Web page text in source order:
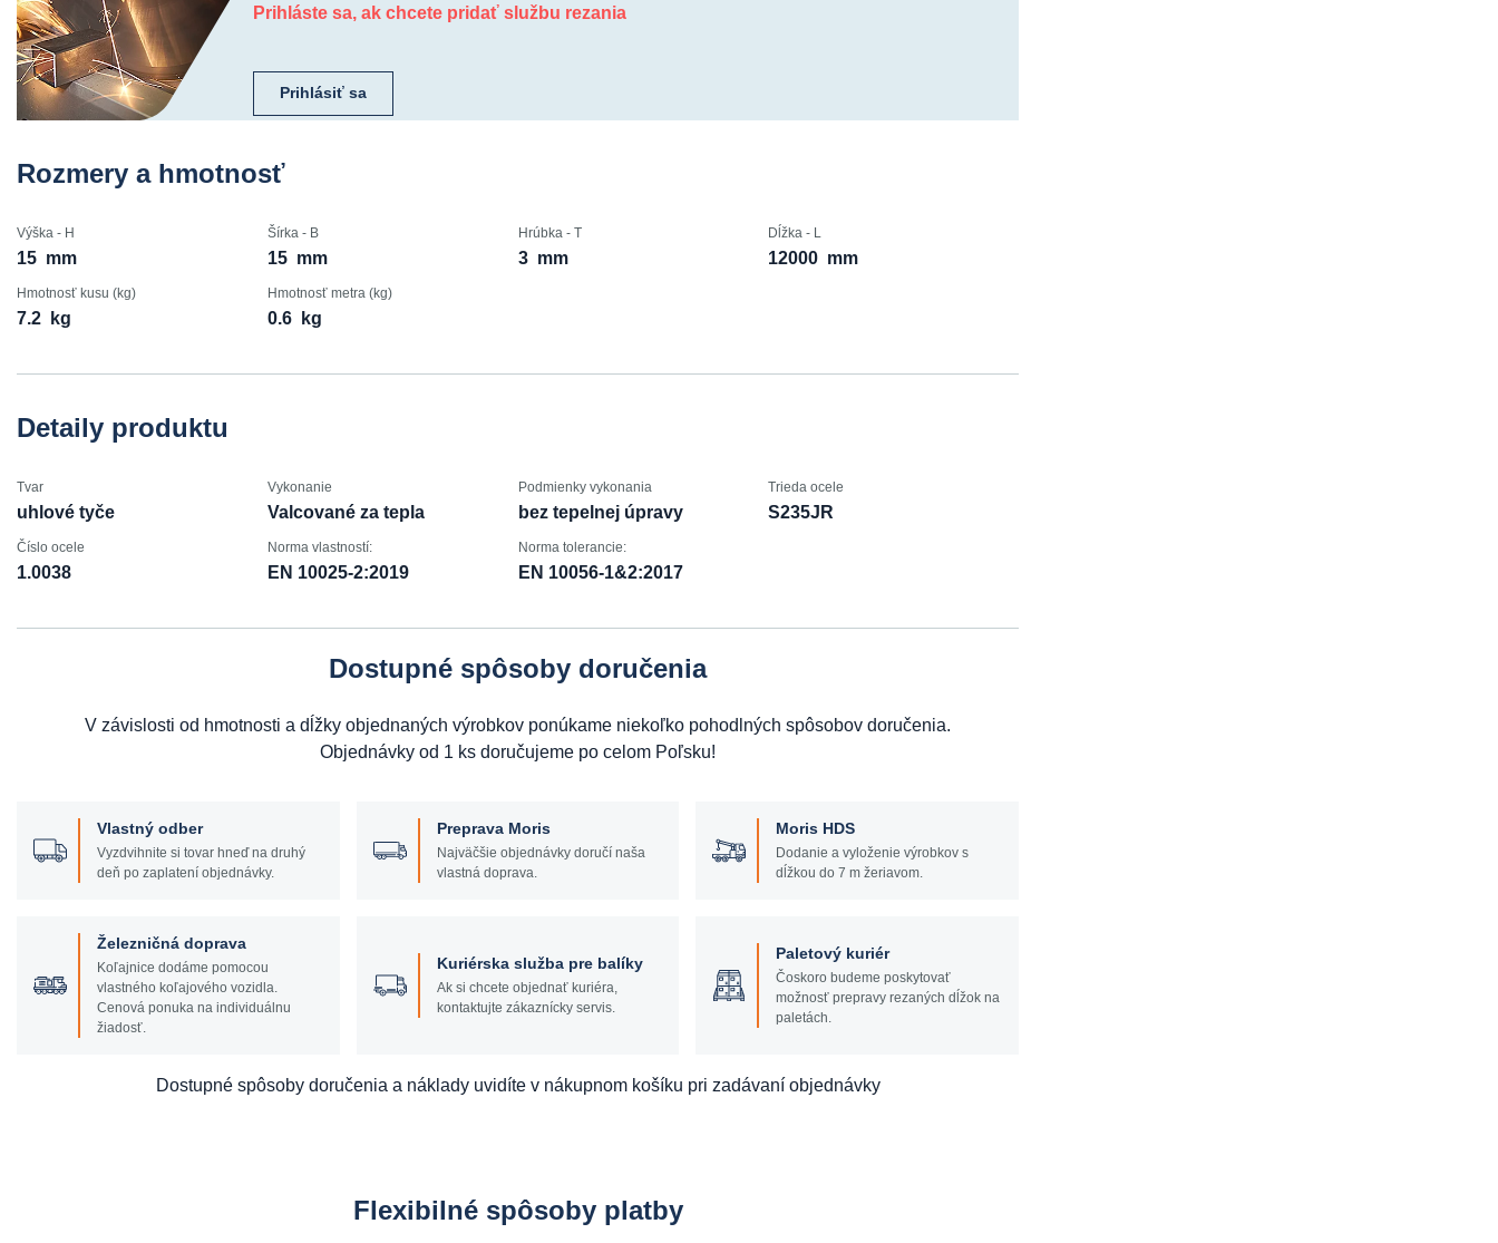
Prihláste sa, ak chcete pridať službu rezania
Prihlásiť sa
Rozmery a hmotnosť
Výška - H
15 mm
Šírka - B
15 mm
Hrúbka - T
3 mm
Dĺžka - L
12000 mm
Hmotnosť kusu (kg)
7.2 kg
Hmotnosť metra (kg)
0.6 kg
Detaily produktu
Tvar
uhlové tyče
Vykonanie
Valcované za tepla
Podmienky vykonania
bez tepelnej úpravy
Trieda ocele
S235JR
Číslo ocele
1.0038
Norma vlastností:
EN 10025-2:2019
Norma tolerancie:
EN 10056-1&2:2017
Dostupné spôsoby doručenia
V závislosti od hmotnosti a dĺžky objednaných výrobkov ponúkame niekoľko pohodlných spôsobov doručenia.
Objednávky od 1 ks doručujeme po celom Poľsku!
Vlastný odber
Vyzdvihnite si tovar hneď na druhý
deň po zaplatení objednávky.
Preprava Moris
Najväčšie objednávky doručí naša
vlastná doprava.
Moris HDS
Dodanie a vyloženie výrobkov s
dĺžkou do 7 m žeriavom.
Železničná doprava
Koľajnice dodáme pomocou
vlastného koľajového vozidla.
Cenová ponuka na individuálnu
žiadosť.
Kuriérska služba pre balíky
Ak si chcete objednať kuriéra,
kontaktujte zákaznícky servis.
Paletový kuriér
Čoskoro budeme poskytovať
možnosť prepravy rezaných dĺžok na
paletách.
Dostupné spôsoby doručenia a náklady uvidíte v nákupnom košíku pri zadávaní objednávky
Flexibilné spôsoby platby